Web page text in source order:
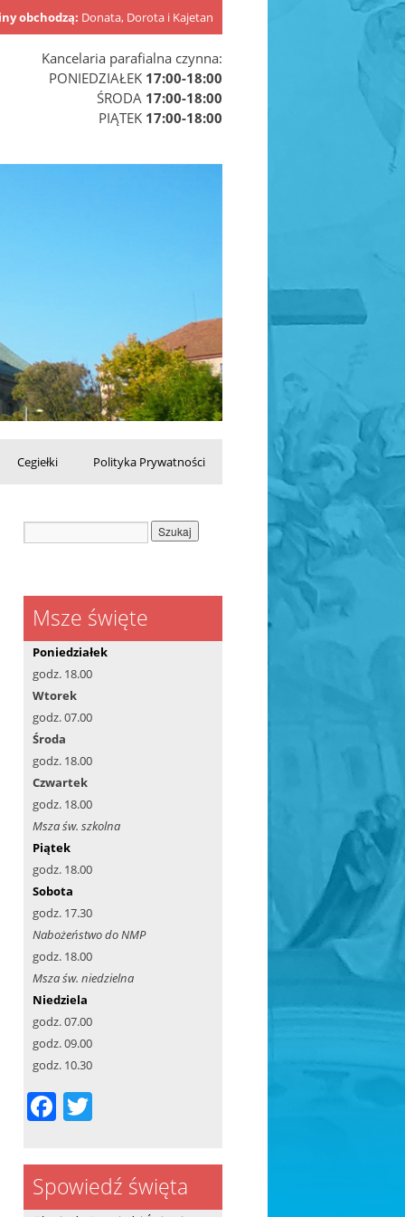
obchodzą: Donata, Dorota i Kajetan
Kancelaria parafialna czynna:
PONIEDZIAŁEK 17:00-18:00
ŚRODA 17:00-18:00
PIĄTEK 17:00-18:00
Cegiełki Polityka Prywatności
Msze święte
Poniedziałek
godz. 18.00
Wtorek
godz. 07.00
Środa
godz. 18.00
Czwartek
godz. 18.00
Msza św. szkolna
Piątek
godz. 18.00
Sobota
godz. 17.30
Nabożeństwo do NMP
godz. 18.00
Msza św. niedzielna
Niedziela
godz. 07.00
godz. 09.00
godz. 10.30
F
c
e
itt
er
Spowiedź święta